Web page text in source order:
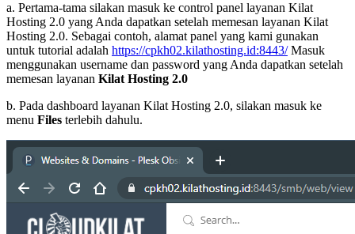
a. Pertama-tama silakan masuk ke control panel layanan Kilat
Hosting 2.0 yang Anda dapatkan setelah memesan layanan Kilat
Hosting 2.0. Sebagai contoh, alamat panel yang kami gunakan
untuk tutorial adalah https://cpkh02.kilathosting.id:8443/Masuk
menggunakan username dan password yang Anda dapatkan setelah
memesan layanan Kilat Hosting 2.0
b. Pada dashboard layanan Kilat Hosting 2.0, silakan masuk ke
menu Files terlebih dahulu.